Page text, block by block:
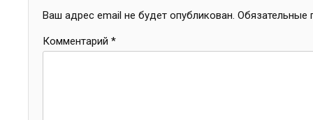
Ваш адрес email не будет опубликован.
Комментарий *